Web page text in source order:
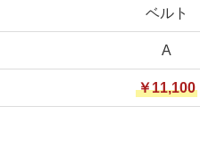
ベルト
A
￥11,100